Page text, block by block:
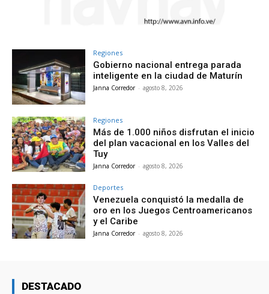
Regiones
Gobierno nacional entrega parada
inteligente en la ciudad de Maturín
Janna Corredor - agosto 8, 2026
Regiones
Más de 1.000 niños disfrutan el inicio
del plan vacacional en los Valles del
Tuy
Janna Corredor - agosto 8, 2026
Deportes
Venezuela conquistó la medalla de
oro en los Juegos Centroamericanos
y el Caribe
Janna Corredor - agosto 8, 2026
DESTACADO